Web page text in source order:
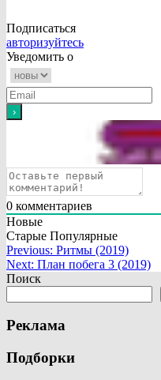
Подписаться
авторизуйтесь
Уведомить о
0 комментариев
Новые
Старые Популярные
Навигация
по
Previous: Ритмы (2019)
Next: План побега 3 (2019)
Поиск
Реклама
Подборки